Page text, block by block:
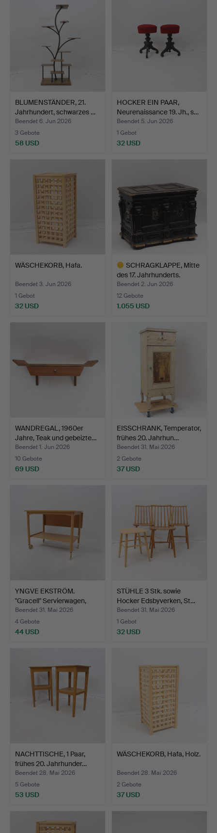
BLUMENSTÄNDER, 21.
Jahrhundert, schwarzes …
Beendet 6. Jun 2026
3 Gebote
58 USD
HOCKER EIN PAAR,
Neurenaissance 19. Jh., s…
Beendet 5. Jun 2026
1 Gebot
32 USD
WÄSCHEKORB, Hafa.
Beendet 3. Jun 2026
1 Gebot
32 USD
SCHRAGKLAPPE, Mitte
des 17. Jahrhunderts.
Beendet 2. Jun 2026
12 Gebote
1.055 USD
WANDREGAL, 1960er
Jahre, Teak und gebeizte…
Beendet 1. Jun 2026
10 Gebote
69 USD
EISSCHRANK, Temperator,
frühes 20. Jahrhun…
Beendet 31. Mai 2026
2 Gebote
37 USD
YNGVE EKSTRÖM.
"Gracell" Servierwagen,
Eic…
Beendet 31. Mai 2026
4 Gebote
44 USD
STÜHLE 3 Stk. sowie
Hocker Edsbyverken, St…
Beendet 31. Mai 2026
1 Gebot
32 USD
NACHTTISCHE, 1 Paar,
frühes 20. Jahrhunder…
Beendet 28. Mai 2026
5 Gebote
53 USD
WÄSCHEKORB, Hafa, Holz.
Beendet 28. Mai 2026
2 Gebote
37 USD